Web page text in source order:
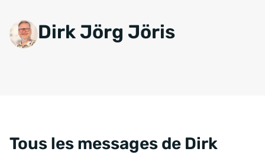
Dirk Jörg Jöris
Tous les messages de Dirk